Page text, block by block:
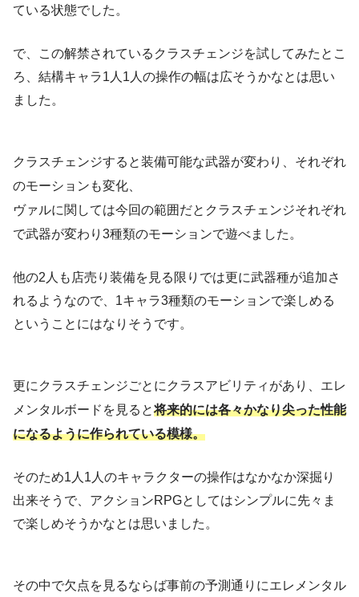
ている状態でした。
で、この解禁されているクラスチェンジを試してみたとこ
ろ、結構キャラ1人1人の操作の幅は広そうかなとは思い
ました。
クラスチェンジすると装備可能な武器が変わり、それぞれ
のモーションも変化、
ヴァルに関しては今回の範囲だとクラスチェンジそれぞれ
で武器が変わり3種類のモーションで遊べました。
他の2人も店売り装備を見る限りでは更に武器種が追加さ
れるようなので、1キャラ3種類のモーションで楽しめる
ということにはなりそうです。
更にクラスチェンジごとにクラスアビリティがあり、エレ
メンタルボードを見ると将来的には各々かなり尖った性能
になるように作られている模様。
そのため1人1人のキャラクターの操作はなかなか深掘り
出来そうで、アクションRPGとしてはシンプルに先々ま
で楽しめそうかなとは思いました。
その中で欠点を見るならば事前の予測通りにエレメンタル